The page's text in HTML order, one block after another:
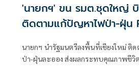
'นายกฯ' ขน รมต.ชุดใหญ่ บิ
ติดตามแก้ปัญหาไฟป่า-ฝุ่น
นายกฯ นำรัฐมนตรีลงพื้นที่เชียงใหม่ ติ
ป่า-ฝุ่นละออง ส่งผลกระทบคุณภาพชีวิ